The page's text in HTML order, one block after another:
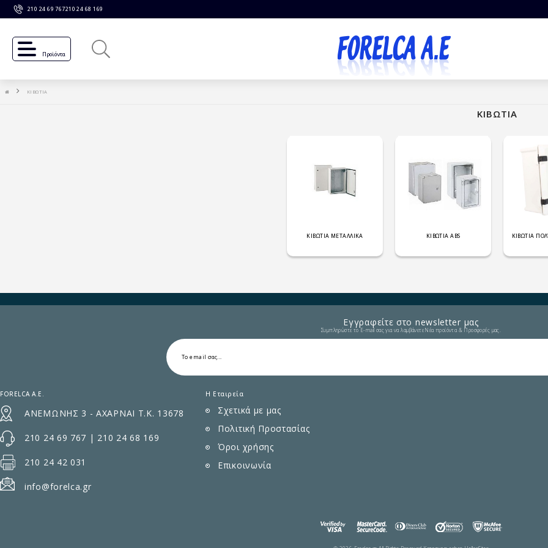
210 24 69 767210 24 68 169
Προϊόντα
ΚΙΒΩΤΙΑ
ΚΙΒΩΤΙΑ ΜΕΤΑΛΛΙΚΑ ΚΙΒΩΤΙΑ ABS ΚΙΒΩΤΙΑ
ΚΙΒΩΤΙΑ
Εγγραφείτε στο newsletter μας
Συμπληρώστε το E-mail σας για να λαμβάνετε Νέα προϊόντα & Προσφορές μας.
FORELCA A.E.
ΑΝΕΜΩΝΗΣ 3 - ΑΧΑΡΝΑΙ Τ.Κ. 13678
210 24 69 767 | 210 24 68 169
210 24 42 031
info@forelca.gr
Η Εταιρεία
Σχετικά με μας
Πολιτική Προστασίας
Όροι χρήσης
Επικοινωνία